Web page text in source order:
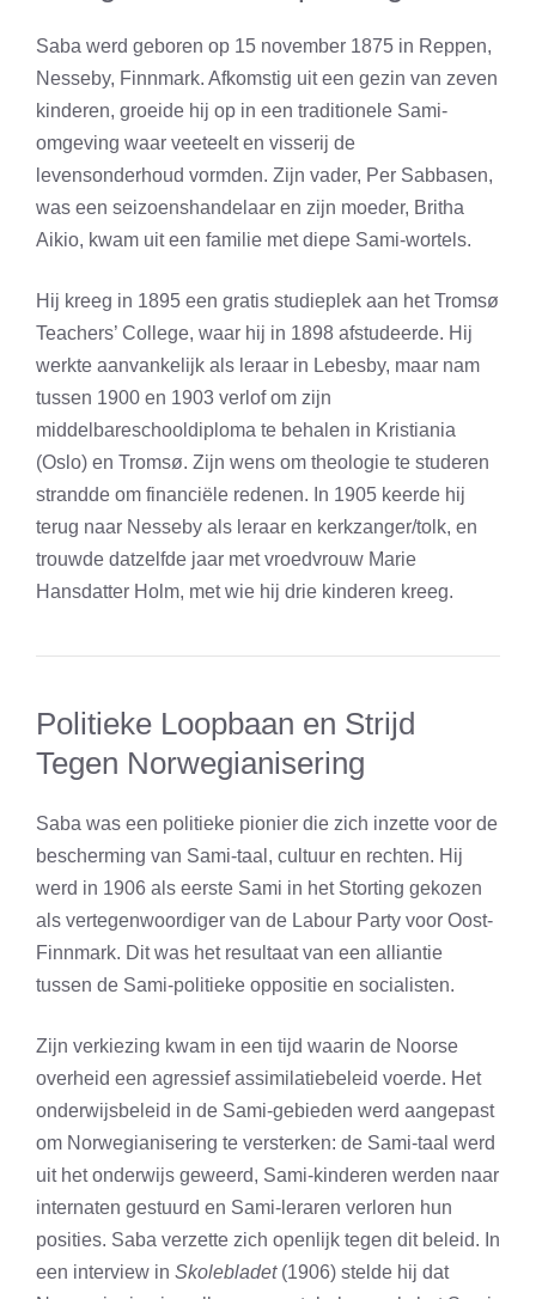
Saba werd geboren op 15 november 1875 in Reppen,
Nesseby, Finnmark. Afkomstig uit een gezin van zeven
kinderen, groeide hij op in een traditionele Sami-
omgeving waar veeteelt en visserij de
levensonderhoud vormden. Zijn vader, Per Sabbasen,
was een seizoenshandelaar en zijn moeder, Britha
Aikio, kwam uit een familie met diepe Sami-wortels.
Hij kreeg in 1895 een gratis studieplek aan het Tromsø
Teachers’ College, waar hij in 1898 afstudeerde. Hij
werkte aanvankelijk als leraar in Lebesby, maar nam
tussen 1900 en 1903 verlof om zijn
middelbareschooldiploma te behalen in Kristiania
(Oslo) en Tromsø. Zijn wens om theologie te studeren
strandde om financiële redenen. In 1905 keerde hij
terug naar Nesseby als leraar en kerkzanger/tolk, en
trouwde datzelfde jaar met vroedvrouw Marie
Hansdatter Holm, met wie hij drie kinderen kreeg.
Politieke Loopbaan en Strijd
Tegen Norwegianisering
Saba was een politieke pionier die zich inzette voor de
bescherming van Sami-taal, cultuur en rechten. Hij
werd in 1906 als eerste Sami in het Storting gekozen
als vertegenwoordiger van de Labour Party voor Oost-
Finnmark. Dit was het resultaat van een alliantie
tussen de Sami-politieke oppositie en socialisten.
Zijn verkiezing kwam in een tijd waarin de Noorse
overheid een agressief assimilatiebeleid voerde. Het
onderwijsbeleid in de Sami-gebieden werd aangepast
om Norwegianisering te versterken: de Sami-taal werd
uit het onderwijs geweerd, Sami-kinderen werden naar
internaten gestuurd en Sami-leraren verloren hun
posities. Saba verzette zich openlijk tegen dit beleid. In
een interview in Skolebladet(1906) stelde hij dat